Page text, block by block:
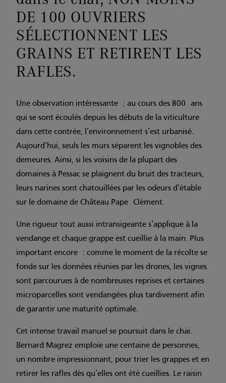
DE 100 OUVRIERS
SÉLECTIONNENT LES
GRAINS ET RETIRENT LES
RAFLES.
Une observation intéressante : au cours des 800 ans
qui se sont écoulés depuis les débuts de la viticulture
dans cette contrée, l’environnement s’est urbanisé.
Aujourd’hui, seuls les murs séparent les vignobles des
demeures. Ainsi, si les voisins de la plupart des
domaines à Pessac se plaignent du bruit des tracteurs,
leurs narines sont chatouillées par les odeurs d’étable
sur le domaine de Château Pape Clément.
Une rigueur tout aussi intransigeante s’applique à la
vendange et chaque grappe est cueillie à la main. Plus
important encore : comme le moment de la récolte se
fonde sur les données réunies par les drones, les vignes
sont parcourues à de nombreuses reprises et certaines
microparcelles sont vendangées plus tardivement afin
de garantir une maturité optimale.
Cet intense travail manuel se poursuit dans le chai.
Bernard Magrez emploie une centaine de personnes,
un nombre impressionnant, pour trier les grappes et en
retirer les rafles dès qu’elles ont été cueillies. Le raisin